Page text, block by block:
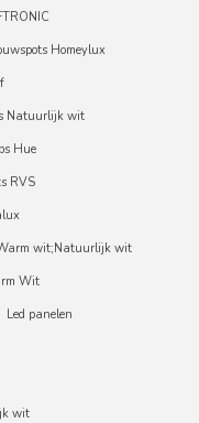
Homeylux
Natuurlijk wit
Hue
RVS
wit;Natuurlijk wit
Wit
Led panelen
wit